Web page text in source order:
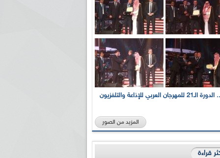
بالصور... الدورة الـ21 للمهرجان العربي للإذاعة والتلفزيون
المزيد من الصور
قراءة